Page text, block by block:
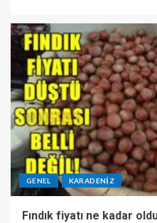
GENEL KARADENIZ
Fındık fiyatı ne kadar